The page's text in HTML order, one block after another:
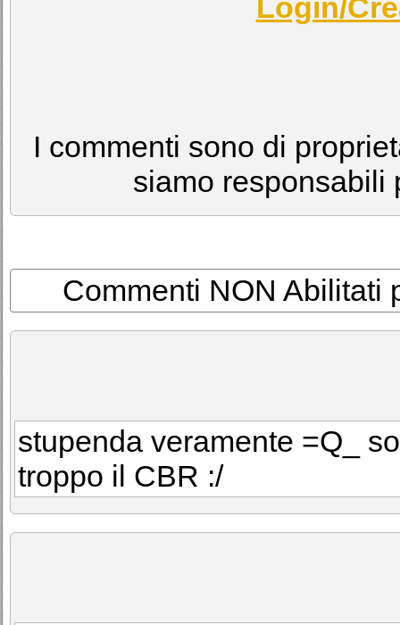
Login/
I commenti sono di
siamo responsabili
Commenti NON Abilitati
stupenda veramente =Q_
troppo il CBR :/